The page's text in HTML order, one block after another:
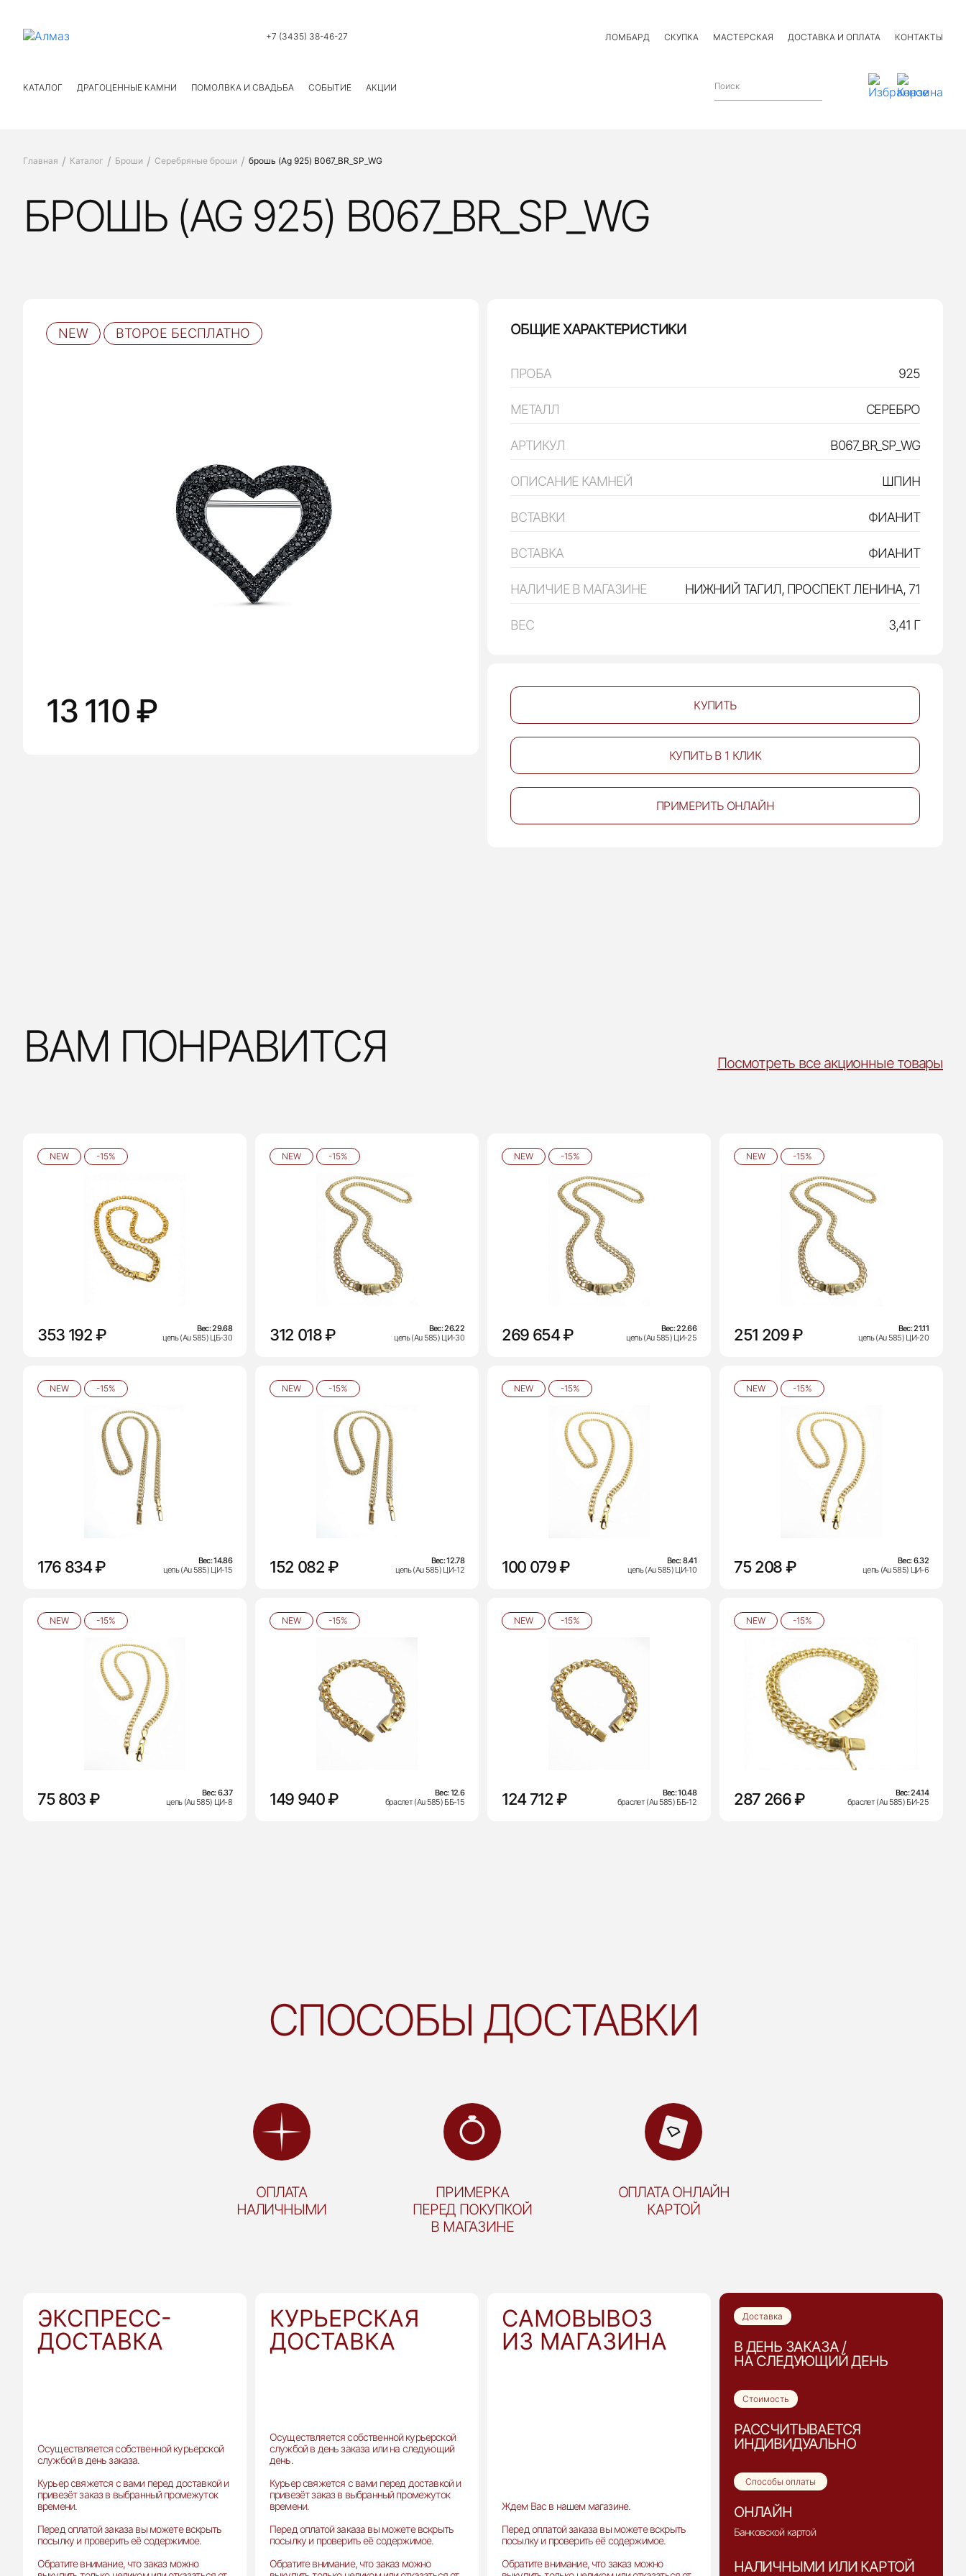
+7 (3435) 38-46-27 ЛОМБАРД СКУПКА МАСТЕРСКАЯ ДОСТАВКА И ОПЛАТА КОНТАКТЫ
КАТАЛОГ ДРАГОЦЕННЫЕ КАМНИ ПОМОЛВКА И СВАДЬБА СОБЫТИЕ АКЦИИ
Главная Каталог Броши Серебряные броши брошь (Ag 925) B067_BR_SP_WG
БРОШЬ (AG 925) B067_BR_SP_WG
NEW ВТОРОЕ БЕСПЛАТНО
13 110 ₽
ОБЩИЕ ХАРАКТЕРИСТИКИ
ПРОБА 925
МЕТАЛЛ СЕРЕБРО
АРТИКУЛ B067_BR_SP_WG
ОПИСАНИЕ КАМНЕЙ ШПИН
ВСТАВКИ ФИАНИТ
ВСТАВКА ФИАНИТ
НАЛИЧИЕ В МАГАЗИНЕ НИЖНИЙ ТАГИЛ, ПРОСПЕКТ ЛЕНИНА, 71
ВЕС 3,41 Г
КУПИТЬ
КУПИТЬ В 1 КЛИК
ПРИМЕРИТЬ ОНЛАЙН
ВАМ ПОНРАВИТСЯ Посмотреть все акционные товары
NEW -15%
353 192 ₽ Вес:29.68
цепь (Au 585) ЦБ-30
NEW -15%
312 018 ₽ Вес:26.22
цепь (Au 585) ЦИ-30
NEW -15%
269 654 ₽ Вес:22.66
цепь (Au 585) ЦИ-25
NEW -15%
251 209 ₽ Вес:21.11
цепь (Au 585) ЦИ-20
NEW -15%
176 834 ₽ Вес:14.86
цепь (Au 585) ЦИ-15
NEW -15%
152 082 ₽ Вес:12.78
цепь (Au 585) ЦИ-12
NEW -15%
100 079 ₽ Вес:8.41
цепь (Au 585) ЦИ-10
NEW -15%
75 208 ₽ Вес:6.32
цепь (Au 585) ЦИ-6
NEW -15%
75 803 ₽ Вес:6.37
цепь (Au 585) ЦИ-8
NEW -15%
149 940 ₽ Вес:12.6
браслет (Au 585) ББ-15
NEW -15%
124 712 ₽ Вес:10.48
браслет (Au 585) ББ-12
NEW -15%
287 266 ₽ Вес:24.14
браслет (Au 585) БИ-25
СПОСОБЫ ДОСТАВКИ
ОПЛАТА
НАЛИЧНЫМИ
ПРИМЕРКА
ПЕРЕД ПОКУПКОЙ
В МАГАЗИНЕ
ОПЛАТА ОНЛАЙН
КАРТОЙ
ЭКСПРЕСС-
ДОСТАВКА
Осуществляется собственной курьерской
службой в день заказа.
Курьер свяжется с вами перед доставкой и
привезёт заказ в выбранный промежуток
времени.
Перед оплатой заказа вы можете вскрыть
посылку и проверить её содержимое.
Обратите внимание, что заказ можно
КУРЬЕРСКАЯ
ДОСТАВКА
Осуществляется собственной курьерской
службой в день заказа или на следующий
день.
Курьер свяжется с вами перед доставкой и
привезёт заказ в выбранный промежуток
времени.
Перед оплатой заказа вы можете вскрыть
посылку и проверить её содержимое.
Обратите внимание, что заказ можно
САМОВЫВОЗ
ИЗ МАГАЗИНА
Ждем Вас в нашем магазине.
Перед оплатой заказа вы можете вскрыть
посылку и проверить её содержимое.
Обратите внимание, что заказ можно
Доставка
В ДЕНЬ ЗАКАЗА /
НА СЛЕДУЮЩИЙ ДЕНЬ
Стоимость
РАССЧИТЫВАЕТСЯ
ИНДИВИДУАЛЬНО
Способы оплаты
ОНЛАЙН
Банковской картой
НАЛИЧНЫМИ ИЛИ КАРТОЙ